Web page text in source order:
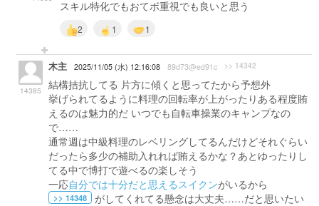
スキル特化でもおてボ重視でも良いと思う
2 1 1
14385
木主 2025/11/05 (水) 12:16:08 89d73@ed91c >> 14342
結構拮抗してる 片方に傾くと思ってたから予想外
挙げられてるように料理の回転率が上がったりある程度賄
えるのは魅力的だ いつでも自転車操業のキャンプなの
で……
通常週は中級料理のレベリングしてるんだけどそれぐらい
だったら多少の補助入れれば賄えるかな？あとゆったりし
てる中で博打で遊べるの楽しそう
一応自分では十分だと思えるスイクンがいるから
>> 14348
がしてくれてる懸念は大丈夫……だと思いたい